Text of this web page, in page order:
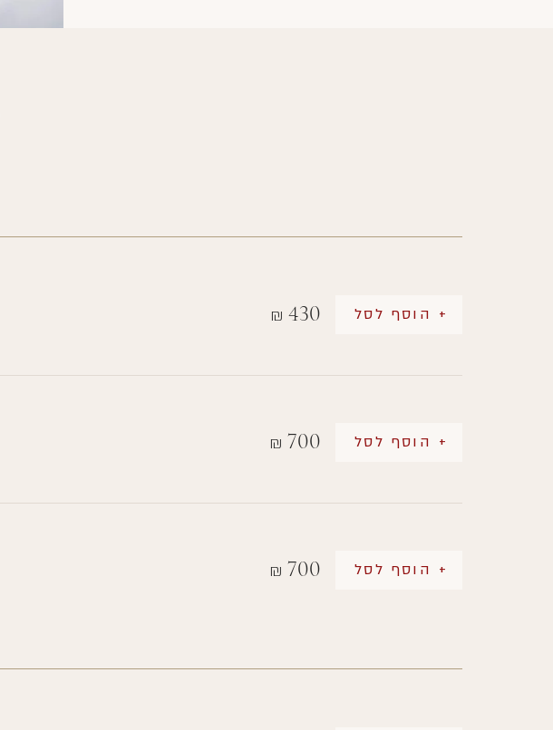
₪ 430 + הוסף לסל
₪ 700 + הוסף לסל
₪ 700 + הוסף לסל